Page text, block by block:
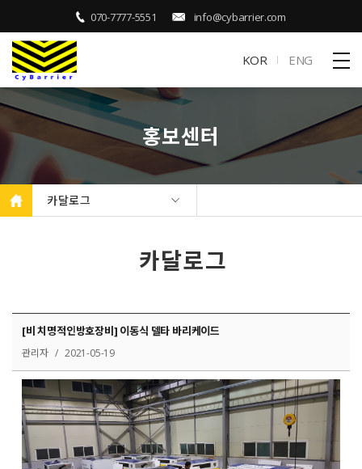
070-7777-5551 info@cybarrier.com
KOR ENG
홍보센터
카달로그
카달로그
[비 치명적인방호장비] 이동식 델타 바리케이드
관리자 / 2021-05-19